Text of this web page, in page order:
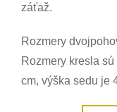
Používanie cookies
Kontaktujte nás
záťaž.
Rozmery
Rozmery kresla
cm, výška sedu je